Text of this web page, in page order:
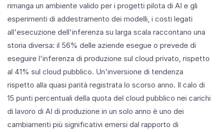
rimanga un ambiente valido per i progetti pilota di AI e gli
esperimenti di addestramento dei modelli, i costi legati
all'esecuzione dell'inferenza su larga scala raccontano una
storia diversa: il 56% delle aziende esegue o prevede di
eseguire l'inferenza di produzione sul cloud privato, rispetto
al 41% sul cloud pubblico. Un'inversione di tendenza
rispetto alla quasi parità registrata lo scorso anno. Il calo di
15 punti percentuali della quota del cloud pubblico nei carichi
di lavoro di AI di produzione in un solo anno è uno dei
cambiamenti più significativi emersi dal rapporto di